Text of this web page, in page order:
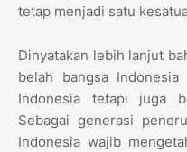
tetap menjadi satu
Dinyatakan lebih lanjut
belah bangsa
Indonesia tetapi juga
Sebagai generasi
Indonesia wajib